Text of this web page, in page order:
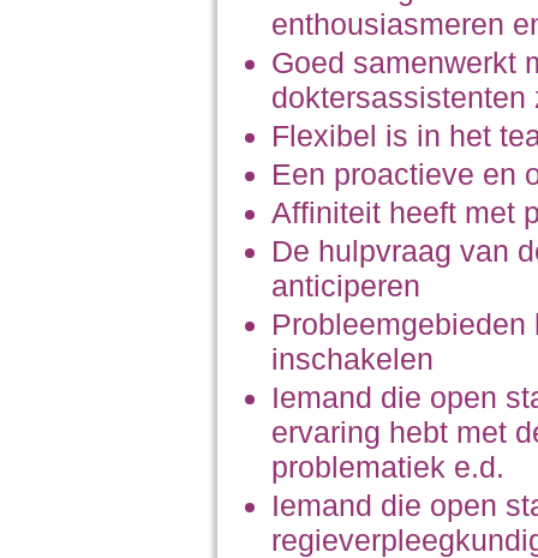
enthousiasmeren
Goed samenwerkt
doktersassistenten
Flexibel is in het
Een proactieve en
Affiniteit heeft met
De hulpvraag van
anticiperen
inschakelen
Iemand die open
ervaring hebt met
problematiek e.d.
Iemand die open